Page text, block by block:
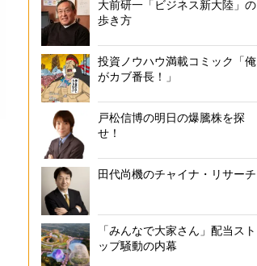
大前研一「ビジネス新大陸」の
歩き方
投資ノウハウ満載コミック「俺
がカブ番長！」
戸松信博の明日の爆騰株を探
せ！
田代尚機のチャイナ・リサーチ
「みんなで大家さん」配当スト
ップ騒動の内幕